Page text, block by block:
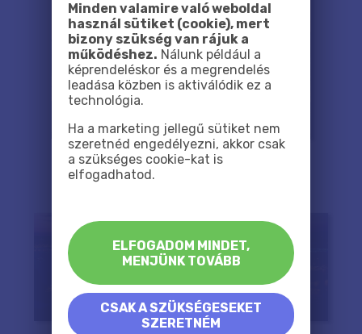
Minden valamire való weboldal
használ sütiket (cookie), mert
bizony szükség van rájuk a
működéshez. Nálunk például a
képrendeléskor és a megrendelés
leadása közben is aktiválódik ez a
technológia.
Ha a marketing jellegű sütiket nem
szeretnéd engedélyezni, akkor csak
a szükséges cookie-kat is
elfogadhatod.
ELFOGADOM MINDET,
MENJÜNK TOVÁBB
CSAK A SZÜKSÉGESEKET
SZERETNÉM